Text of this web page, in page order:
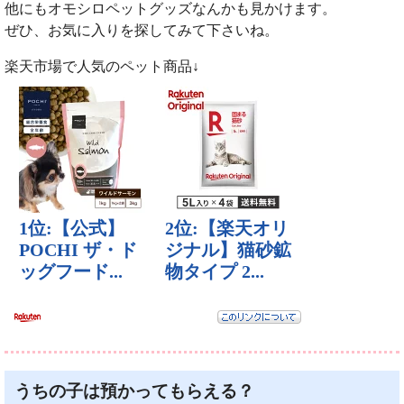
他にもオモシロペットグッズなんかも見かけます。
ぜひ、お気に入りを探してみて下さいね。
楽天市場で人気のペット商品↓
うちの子は預かってもらえる？